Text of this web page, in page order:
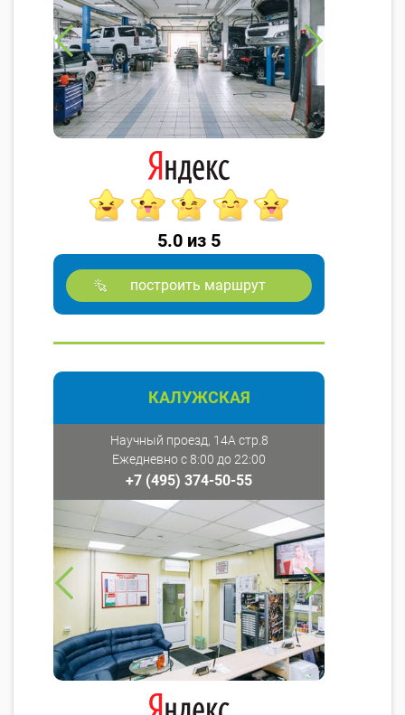
5.0 из 5
построить маршрут
КАЛУЖСКАЯ
Научный проезд, 14А стр.8
Ежедневно с 8:00 до 22:00
+7 (495) 374-50-55